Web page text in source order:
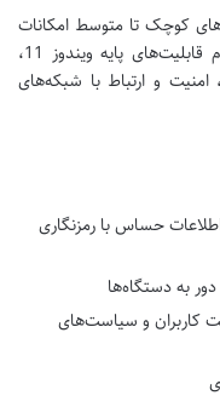
کوچک تا متوسط امکانات
ویژه‌ای ارائه می‌دهد. این نسخه علاوه بر تمام قابلیت‌های پایه ویندوز 11،
امنیت و ارتباط با شبکه‌های
حساس با رمزنگاری
دور به دستگاه‌ها
کاربران و سیاست‌های